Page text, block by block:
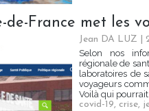
de-France met les
Jean DA LUZ |
Selon nos
régionale de
laboratoires de
voyageurs
Voilà qui
covid-19, crise,